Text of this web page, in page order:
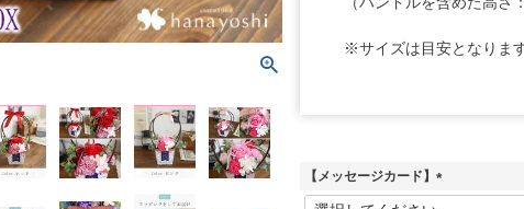
※サイズは目安となりま
【メッセージカード】
(